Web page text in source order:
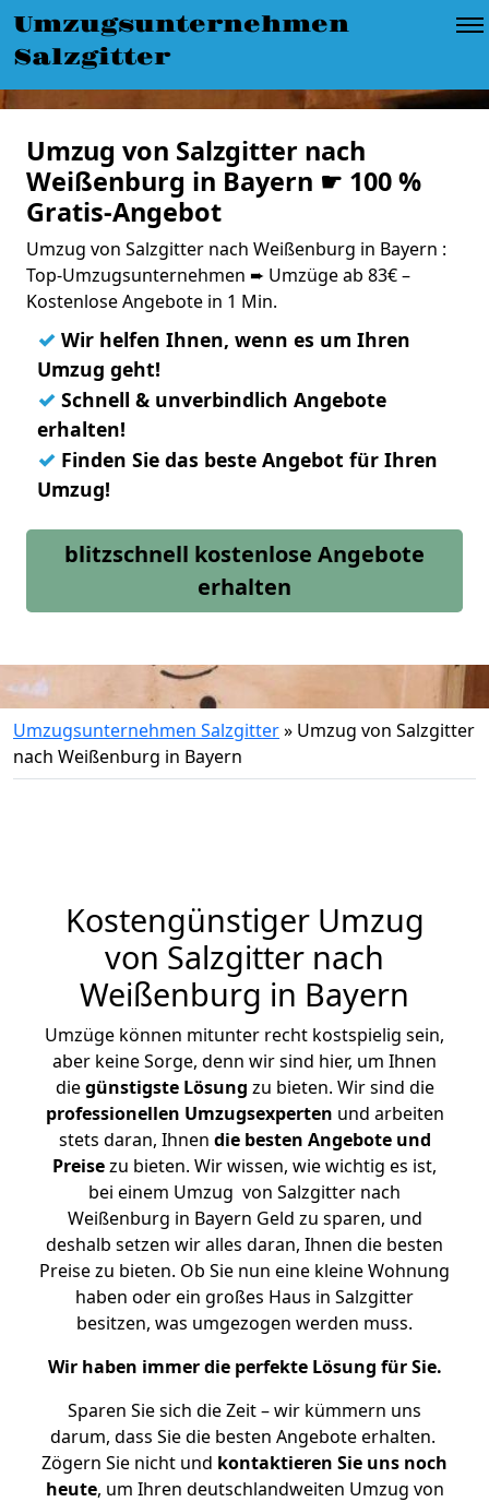
Umzugsunternehmen
Salzgitter
Umzug von Salzgitter nach
Weißenburg in Bayern ☛ 100 %
Gratis-Angebot
Umzug von Salzgitter nach Weißenburg in Bayern :
Top-Umzugsunternehmen ➨ Umzüge ab 83€ –
Kostenlose Angebote in 1 Min.
✓ Wir helfen Ihnen, wenn es um Ihren
Umzug geht!
✓ Schnell & unverbindlich Angebote
erhalten!
✓ Finden Sie das beste Angebot für Ihren
Umzug!
blitzschnell kostenlose Angebote
erhalten
Umzugsunternehmen Salzgitter» Umzug von Salzgitter
nach Weißenburg in Bayern
Kostengünstiger Umzug
von Salzgitter nach
Weißenburg in Bayern
Umzüge können mitunter recht kostspielig sein,
aber keine Sorge, denn wir sind hier, um Ihnen
diegünstigste Lösung zu bieten. Wir sind die
professionellen Umzugsexperten und arbeiten
stets daran, Ihnen die besten Angebote und
Preisezu bieten. Wir wissen, wie wichtig es ist,
bei einem Umzug von Salzgitter nach
Weißenburg in Bayern Geld zu sparen, und
deshalb setzen wir alles daran, Ihnen die besten
Preise zu bieten. Ob Sie nun eine kleine Wohnung
haben oder ein großes Haus in Salzgitter
besitzen, was umgezogen werden muss.
Wir haben immer die perfekte Lösung für Sie.
Sparen Sie sich die Zeit – wir kümmern uns
darum, dass Sie die besten Angebote erhalten.
Zögern Sie nicht und kontaktieren Sie uns noch
heute, um Ihren deutschlandweiten Umzug von